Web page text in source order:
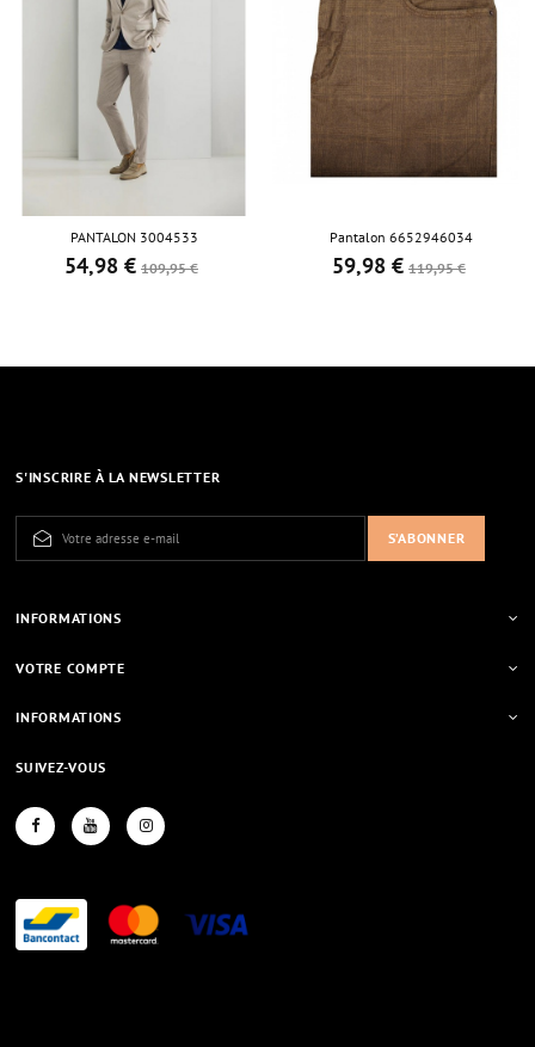
PANTALON 3004533
Prix de base
109,95 €
Prix
54,98 €
Pantalon 6652946034
Prix de base
119,95 €
Prix
59,98 €
S'INSCRIRE À LA NEWSLETTER
INFORMATIONS
VOTRE COMPTE
INFORMATIONS
SUIVEZ-VOUS